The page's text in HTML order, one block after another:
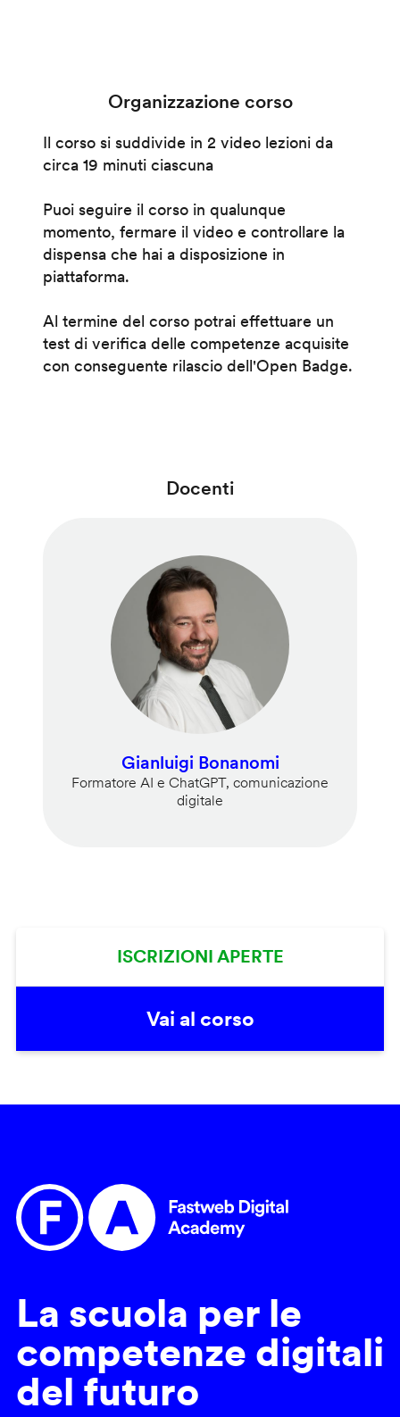
Organizzazione corso
Il corso si suddivide in 2 video lezioni da
circa 19 minuti ciascuna
Puoi seguire il corso in qualunque
momento, fermare il video e controllare la
dispensa che hai a disposizione in
piattaforma.
Al termine del corso potrai effettuare un
test di verifica delle competenze acquisite
con conseguente rilascio dell'Open Badge.
Docenti
Gianluigi Bonanomi
Formatore AI e ChatGPT, comunicazione
digitale
ISCRIZIONI APERTE
Vai al corso
La scuola per le
competenze digitali
del futuro